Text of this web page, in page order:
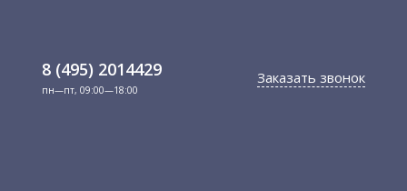
8 (495) 2014429
пн—пт, 09:00—18:00
Заказать звонок